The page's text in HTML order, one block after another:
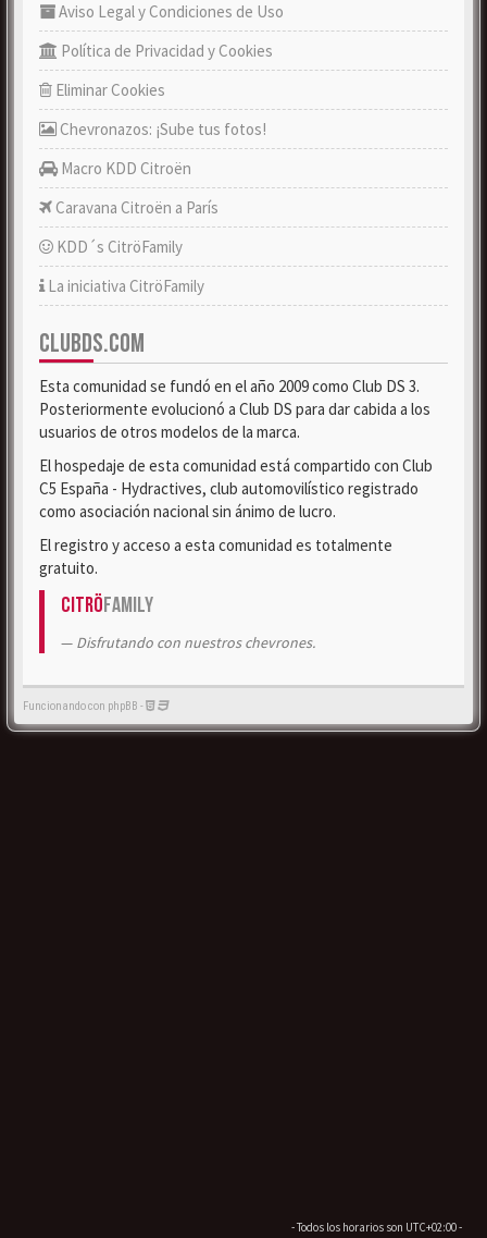
Aviso Legal y Condiciones de Uso
Política de Privacidad y Cookies
Eliminar Cookies
Chevronazos: ¡Sube tus fotos!
Macro KDD Citroën
Caravana Citroën a París
KDD´s CitröFamily
La iniciativa CitröFamily
CLUBDS.COM
Esta comunidad se fundó en el año 2009 como Club DS 3.
Posteriormente evolucionó a Club DS para dar cabida a los
usuarios de otros modelos de la marca.
El hospedaje de esta comunidad está compartido con Club
C5 España - Hydractives, club automovilístico registrado
como asociación nacional sin ánimo de lucro.
El registro y acceso a esta comunidad es totalmente
gratuito.
CitröFamily
Disfrutando con nuestros chevrones.
Funcionando con phpBB -
- Todos los horarios son UTC+02:00-